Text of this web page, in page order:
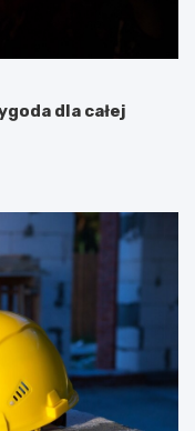
dla całej